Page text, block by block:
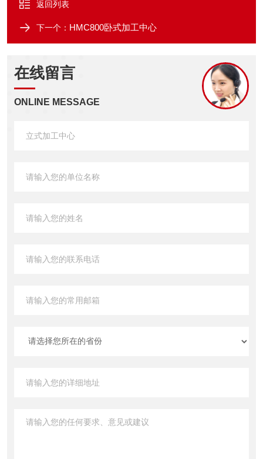
返回列表
下一个： HMC800卧式加工中心
在线留言
ONLINE MESSAGE